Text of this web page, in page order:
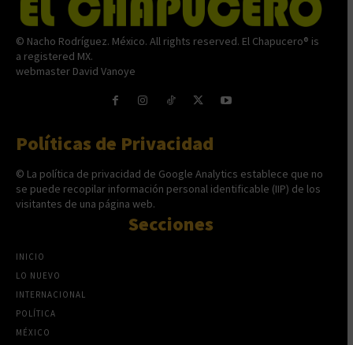
© Nacho Rodríguez. México. All rights reserved. El Chapucero® is
a registered MX.
webmaster David Vanoye
Políticas de Privacidad
© La política de privacidad de Google Analytics establece que no
se puede recopilar información personal identificable (IIP) de los
visitantes de una página web.
Secciones
INICIO
LO NUEVO
INTERNACIONAL
POLÍTICA
MÉXICO